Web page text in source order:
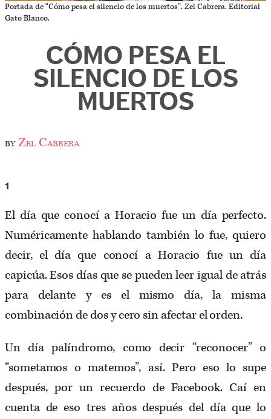
Portada de “Cómo pesa el silencio de los muertos”, Zel Cabrera. Editorial
Gato Blanco.
CÓMO PESA EL
SILENCIO DE LOS
MUERTOS
byZel Cabrera
1
El día que conocí a Horacio fue un día perfecto.
Numéricamente hablando también lo fue, quiero
decir, el día que conocí a Horacio fue un día
capicúa. Esos días que se pueden leer igual de atrás
para delante y es el mismo día, la misma
combinación de dos y cero sin afectar el orden.
Un día palíndromo, como decir “reconocer” o
“sometamos o matemos”, así. Pero eso lo supe
después, por un recuerdo de Facebook. Caí en
cuenta de eso tres años después del día que lo